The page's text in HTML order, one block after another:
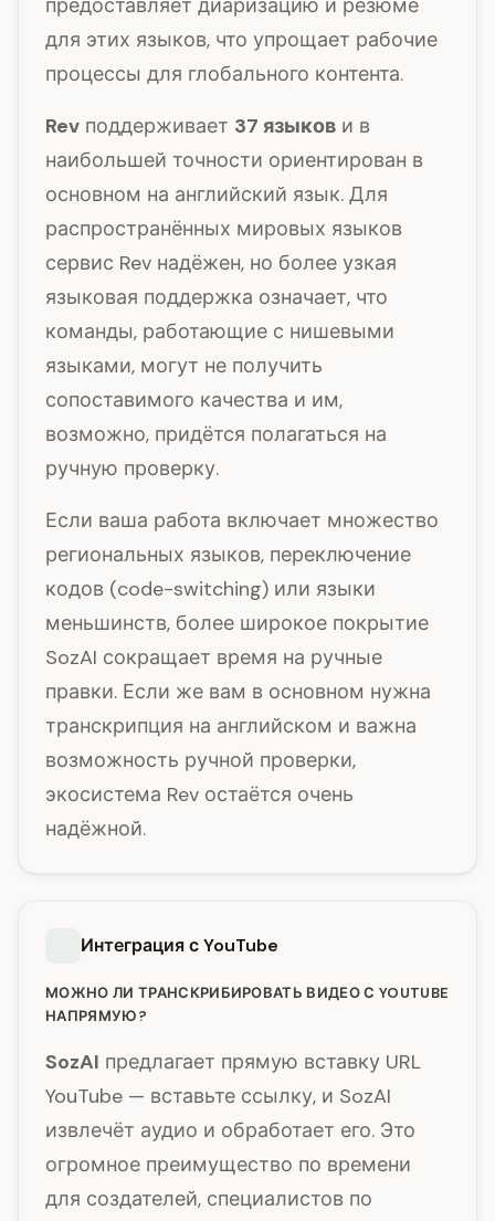
предоставляет диаризацию и резюме
для этих языков, что упрощает рабочие
процессы для глобального контента.
Rev поддерживает 37 языков и в
наибольшей точности ориентирован в
основном на английский язык. Для
распространённых мировых языков
сервис Rev надёжен, но более узкая
языковая поддержка означает, что
команды, работающие с нишевыми
языками, могут не получить
сопоставимого качества и им,
возможно, придётся полагаться на
ручную проверку.
Если ваша работа включает множество
региональных языков, переключение
кодов (code-switching) или языки
меньшинств, более широкое покрытие
SozAI сокращает время на ручные
правки. Если же вам в основном нужна
транскрипция на английском и важна
возможность ручной проверки,
экосистема Rev остаётся очень
надёжной.
Интеграция с YouTube
МОЖНО ЛИ ТРАНСКРИБИРОВАТЬ ВИДЕО С YOUTUBE
НАПРЯМУЮ?
SozAI предлагает прямую вставку URL
YouTube — вставьте ссылку, и SozAI
извлечёт аудио и обработает его. Это
огромное преимущество по времени
для создателей, специалистов по